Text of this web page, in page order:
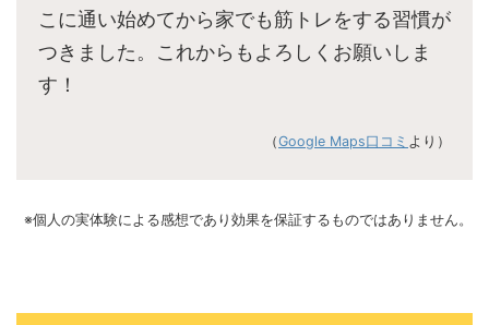
こに通い始めてから家でも筋トレをする習慣が
つきました。これからもよろしくお願いしま
す！
（Google Maps口コミ より）
※個人の実体験による感想であり効果を保証するものではありません。